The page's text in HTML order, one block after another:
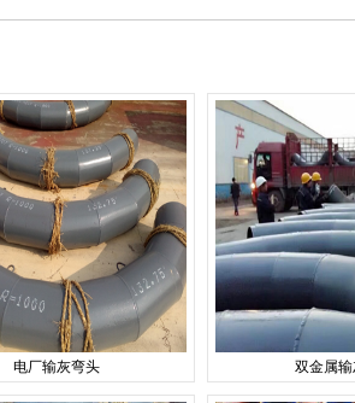
电厂输灰弯头 双金属